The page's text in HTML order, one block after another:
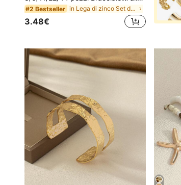
#2 Bestseller in Lega di zinco Set di braccialetti da donna
3.48€